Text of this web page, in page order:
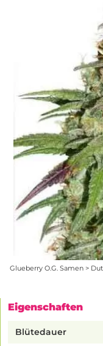
Glueberry O.G. Samen >
Eigenschaften
Blütedauer